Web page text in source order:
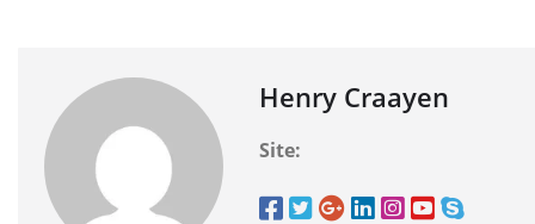
Henry Craayen
Site: